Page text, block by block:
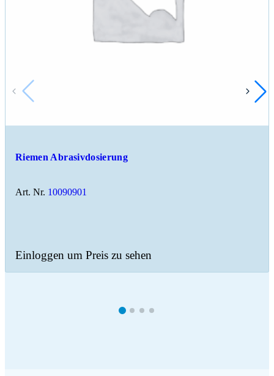
Riemen Abrasivdosierung
Art. Nr. 10090901
Einloggen um Preis zu sehen